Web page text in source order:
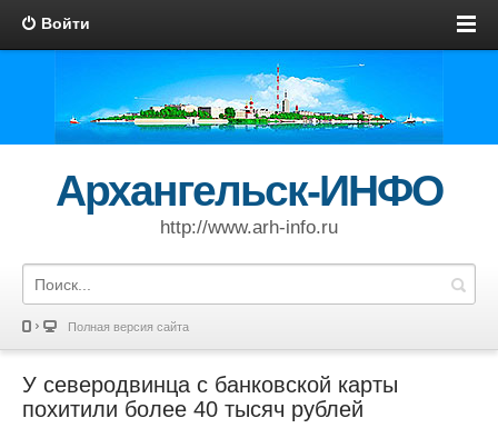
Войти
Архангельск-ИНФО
http://www.arh-info.ru
Полная версия сайта
У северодвинца с банковской карты
похитили более 40 тысяч рублей